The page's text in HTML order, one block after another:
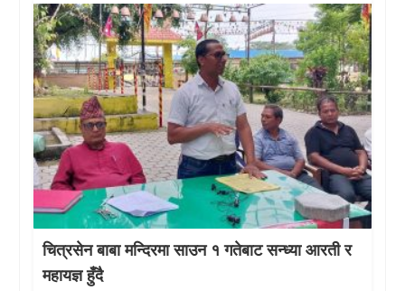
चित्रसेन बाबा मन्दिरमा साउन १ गतेबाट सन्ध्या आरती र
महायज्ञ हुँदै